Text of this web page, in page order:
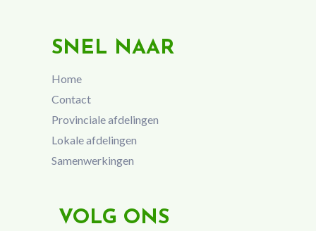
SNEL NAAR
Home
Contact
Provinciale afdelingen
Lokale afdelingen
Samenwerkingen
VOLG ONS